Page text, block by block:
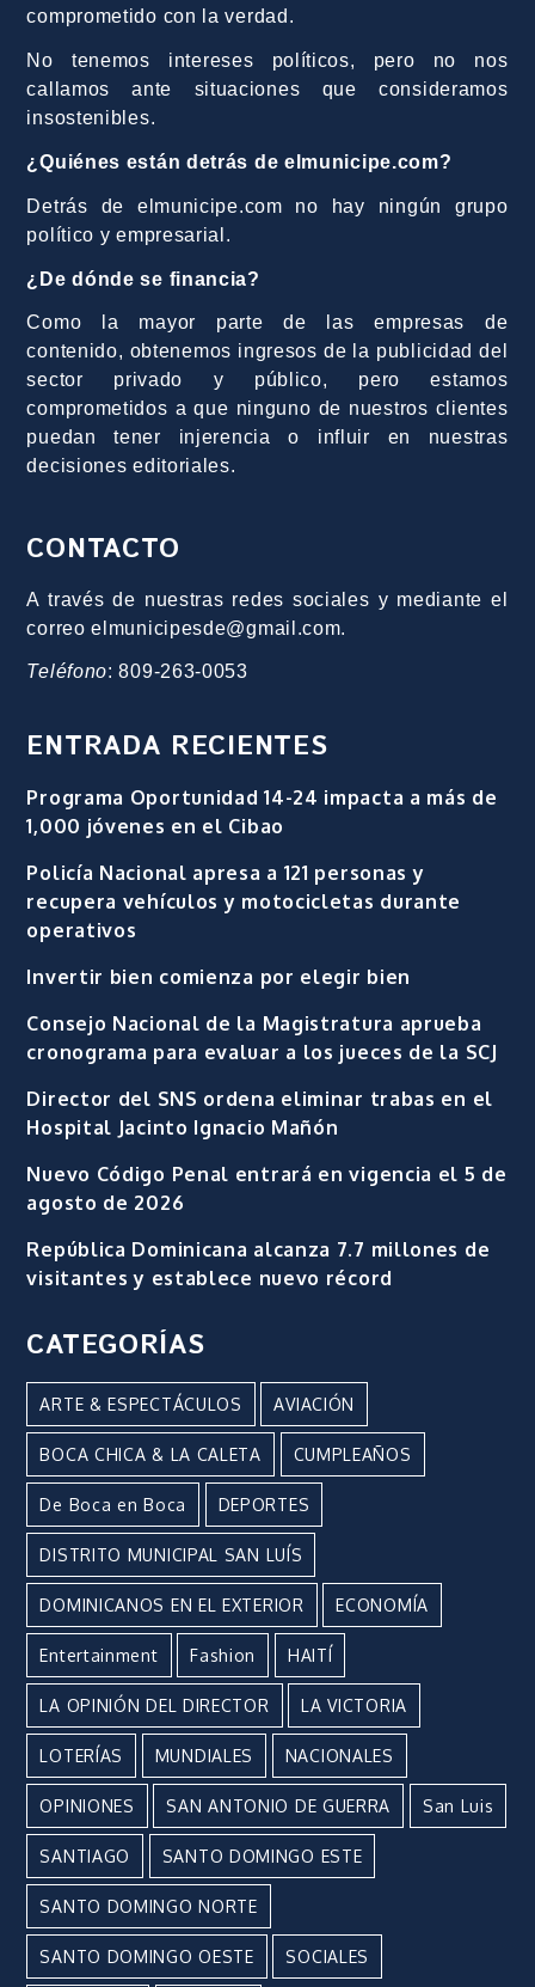
comprometido con la verdad.
No tenemos intereses políticos, pero no nos
callamos ante situaciones que consideramos
insostenibles.
¿Quiénes están detrás de elmunicipe.com?
Detrás de elmunicipe.com no hay ningún grupo
político y empresarial.
¿De dónde se financia?
Como la mayor parte de las empresas de
contenido, obtenemos ingresos de la publicidad del
sector privado y público, pero estamos
comprometidos a que ninguno de nuestros clientes
puedan tener injerencia o influir en nuestras
decisiones editoriales.
CONTACTO
A través de nuestras redes sociales y mediante el
correo elmunicipesde@gmail.com.
Teléfono: 809-263-0053
ENTRADA RECIENTES
Programa Oportunidad 14-24 impacta a más de
1,000 jóvenes en el Cibao
Policía Nacional apresa a 121 personas y
recupera vehículos y motocicletas durante
operativos
Invertir bien comienza por elegir bien
Consejo Nacional de la Magistratura aprueba
cronograma para evaluar a los jueces de la SCJ
Director del SNS ordena eliminar trabas en el
Hospital Jacinto Ignacio Mañón
Nuevo Código Penal entrará en vigencia el 5 de
agosto de 2026
República Dominicana alcanza 7.7 millones de
visitantes y establece nuevo récord
CATEGORÍAS
ARTE & ESPECTÁCULOS AVIACIÓN
BOCA CHICA & LA CALETA CUMPLEAÑOS
De Boca en Boca DEPORTES
DISTRITO MUNICIPAL SAN LUÍS
DOMINICANOS EN EL EXTERIOR ECONOMÍA
Entertainment Fashion HAITÍ
LA OPINIÓN DEL DIRECTOR LA VICTORIA
LOTERÍAS MUNDIALES NACIONALES
OPINIONES SAN ANTONIO DE GUERRA San Luis
SANTIAGO SANTO DOMINGO ESTE
SANTO DOMINGO NORTE
SANTO DOMINGO OESTE SOCIALES